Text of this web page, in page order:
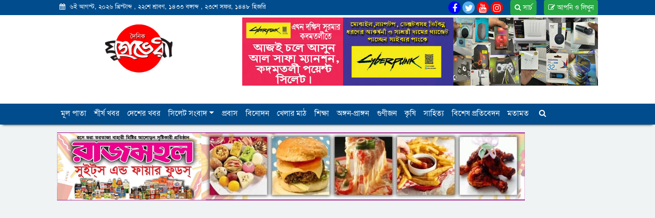
৬ই আগস্ট, ২০২৬ খ্রিস্টাব্দ , ২২শে শ্রাবণ, ১৪৩৩ বঙ্গাব্দ , ২৩শে সফর, ১৪৪৮ হিজরি আপনি ও লিখুন
সার্চ
মূল পাতা শীর্ষ খবর দেশের খবর সিলেট সংবাদ প্রবাস বিনোদন খেলার মাঠ শিক্ষা অঙ্গন-প্রাঙ্গন গুণীজন কৃষি সাহিত্য বিশেষ প্রতিবেদন মতামত